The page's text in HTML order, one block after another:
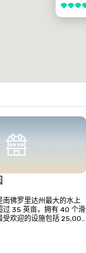
4/5
南佛罗里达州最大的水上
过 35 英亩，拥有 40 个滑
受欢迎的设施包括 25,000
FlowRider 冲浪模拟
滑梯和带翻桶的儿童游